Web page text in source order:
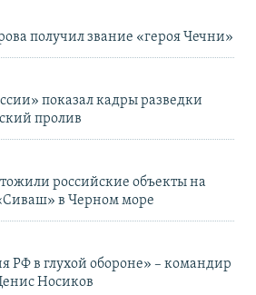
получил звание «героя Чечни»
показал кадры разведки
пролив
российские объекты на
в Черном море
РФ в глухой обороне» – командир
Носиков